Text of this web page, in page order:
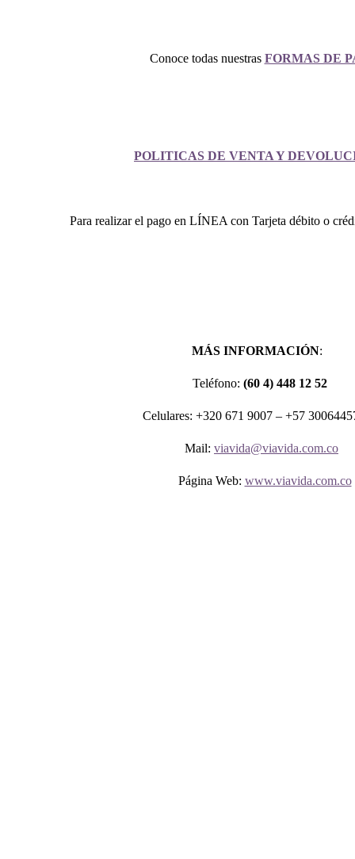
Conoce todas nuestras FORMAS DE
POLITICAS DE VENTA Y
Para realizar el pago en LÍNEA con Tarjeta débito o
MÁS INFORMACIÓN:
Teléfono: (60 4) 448 12 52
Celulares: +320 671 9007 – +57
Mail: viavida@viavida.com.co
Página Web: www.viavida.com.co